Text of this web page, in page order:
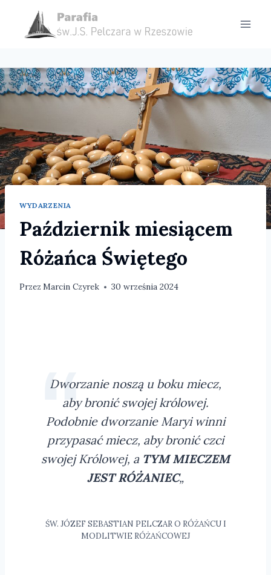
treści
WYDARZENIA
Październik miesiącem
Różańca Świętego
Przez Marcin Czyrek 30 września 2024
Dworzanie noszą u boku miecz,
aby bronić swojej królowej.
Podobnie dworzanie Maryi winni
przypasać miecz, aby bronić czci
swojej Królowej, a TYM MIECZEM
JEST RÓŻANIEC„
ŚW. JÓZEF SEBASTIAN PELCZAR O RÓŻAŃCU I
MODLITWIE RÓŻAŃCOWEJ